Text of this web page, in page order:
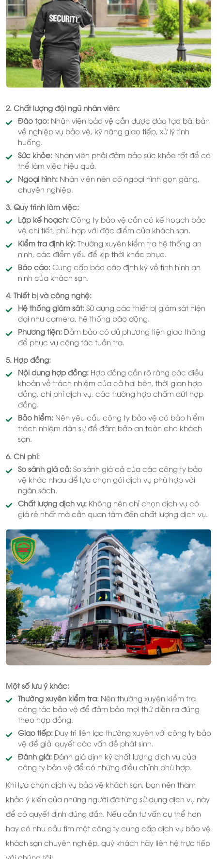
2. Chất lượng đội ngũ nhân viên:
Đào tạo: Nhân viên bảo vệ cần được đào tạo bài bản
về nghiệp vụ bảo vệ, kỹ năng giao tiếp, xử lý tình
huống.
Sức khỏe: Nhân viên phải đảm bảo sức khỏe tốt để có
thể làm việc hiệu quả.
Ngoại hình: Nhân viên nên có ngoại hình gọn gàng,
chuyên nghiệp.
3. Quy trình làm việc:
Lập kế hoạch: Công ty bảo vệ cần có kế hoạch bảo
vệ chi tiết, phù hợp với đặc điểm của khách sạn.
Kiểm tra định kỳ: Thường xuyên kiểm tra hệ thống an
ninh, các điểm yếu để kịp thời khắc phục.
Báo cáo: Cung cấp báo cáo định kỳ về tình hình an
ninh của khách sạn.
4. Thiết bị và công nghệ:
Hệ thống giám sát: Sử dụng các thiết bị giám sát hiện
đại như camera, hệ thống báo động.
Phương tiện: Đảm bảo có đủ phương tiện giao thông
để phục vụ công tác tuần tra.
5. Hợp đồng:
Nội dung hợp đồng: Hợp đồng cần rõ ràng các điều
khoản về trách nhiệm của cả hai bên, thời gian hợp
đồng, chi phí dịch vụ, các trường hợp chấm dứt hợp
đồng.
Bảo hiểm: Nên yêu cầu công ty bảo vệ có bảo hiểm
trách nhiệm dân sự để đảm bảo an toàn cho khách
sạn.
6. Chi phí:
So sánh giá cả: So sánh giá cả của các công ty bảo
vệ khác nhau để lựa chọn gói dịch vụ phù hợp với
ngân sách.
Chất lượng dịch vụ: Không nên chỉ chọn dịch vụ có
giá rẻ nhất mà cần quan tâm đến chất lượng dịch vụ.
Một số lưu ý khác:
Thường xuyên kiểm tra: Nên thường xuyên kiểm tra
công tác bảo vệ để đảm bảo mọi thứ diễn ra đúng
theo hợp đồng.
Giao tiếp: Duy trì liên lạc thường xuyên với công ty bảo
vệ để giải quyết các vấn đề phát sinh.
Đánh giá: Đánh giá định kỳ chất lượng dịch vụ của
công ty bảo vệ để có những điều chỉnh phù hợp.
Khi lựa chọn dịch vụ bảo vệ khách sạn, bạn nên tham
khảo ý kiến của những người đã từng sử dụng dịch vụ này
để có quyết định đúng đắn. Nếu cần tư vấn cụ thể hơn
hay có nhu cầu tìm một công ty cung cấp dịch vụ bảo vệ
khách sạn chuyên nghiệp, quý khách hãy liên hệ trực tiếp